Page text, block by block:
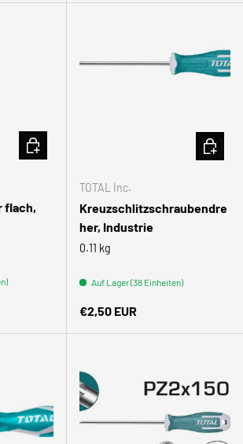
flach,
IN DEN WARENKORB
TOTAL Inc.
Kreuzschlitzschraubendre
her, Industrie
0.11 kg
Auf Lager (38 Einheiten)
Normaler Preis
€2,50 EUR
IN DEN